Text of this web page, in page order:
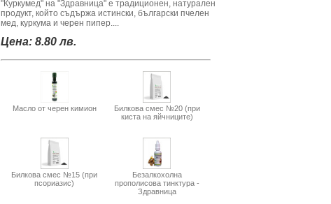
"Куркумед" на "Здравница" е традиционен, натурален
продукт, който съдържа истински, български пчелен
мед, куркума и черен пипер....
Цена: 8.80 лв.
Масло от черен кимион
Билкова смес №20 (при
киста на яйчниците)
Билкова смес №15 (при
псориазис)
Безалкохолна
прополисова тинктура -
Здравница